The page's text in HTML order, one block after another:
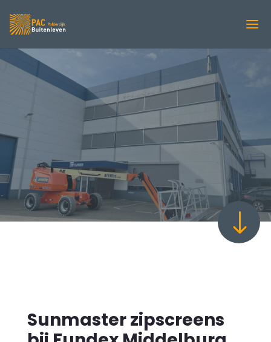
PROJECT
Sunmaster zipscreens
bij Fundex Middelburg
"
Sunmaster zipscreens